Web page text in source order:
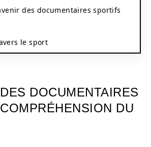
des documentaires sportifs
le sport
DOCUMENTAIRES
DU